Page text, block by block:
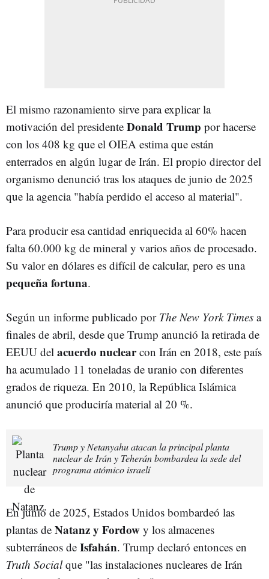
El mismo razonamiento sirve para explicar la
motivación del presidente Donald Trump por hacerse
con los 408 kg que el OIEA estima que están
enterrados en algún lugar de Irán. El propio director del
organismo denunció tras los ataques de junio de 2025
que la agencia "había perdido el acceso al material".
Para producir esa cantidad enriquecida al 60% hacen
falta 60.000 kg de mineral y varios años de procesado.
Su valor en dólares es difícil de calcular, pero es una
pequeña fortuna.
Según un informe publicado por The New York Times a
finales de abril, desde que Trump anunció la retirada de
EEUU del acuerdo nuclearcon Irán en 2018, este país
ha acumulado 11 toneladas de uranio con diferentes
grados de riqueza. En 2010, la República Islámica
anunció que produciría material al 20 %.
Trump y Netanyahu atacan la principal planta
nuclear de Irán y Teherán bombardea la sede del
programa atómico israelí
En junio de 2025, Estados Unidos bombardeó las
plantas de Natanz y Fordow y los almacenes
subterráneos de Isfahán. Trump declaró entonces en
Truth Socialque "las instalaciones nucleares de Irán